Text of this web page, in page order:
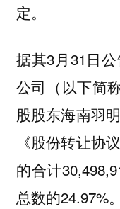
定。
据其3月31日
公司（以下简
股股东海南羽
《股份转让协
的合计
总数的24.97%。